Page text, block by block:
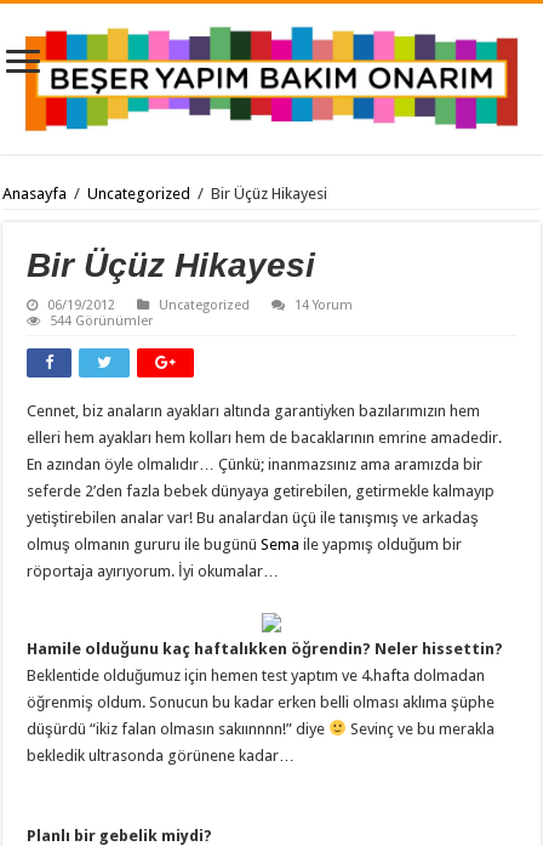
Anasayfa / Uncategorized / Bir Üçüz Hikayesi
Bir Üçüz Hikayesi
06/19/2012 Uncategorized
14 Yorum
544 Görünümler
Cennet, biz anaların ayakları altında garantiyken bazılarımızın hem
elleri hem ayakları hem kolları hem de bacaklarının emrine amadedir.
En azından öyle olmalıdır… Çünkü; inanmazsınız ama aramızda bir
seferde 2’den fazla bebek dünyaya getirebilen, getirmekle kalmayıp
yetiştirebilen analar var! Bu analardan üçü ile tanışmış ve arkadaş
olmuş olmanın gururu ile bugünüSema ile yapmış olduğum bir
röportaja ayırıyorum. İyi okumalar…
Hamile olduğunu kaç haftalıkken öğrendin? Neler hissettin?
Beklentide olduğumuz için hemen test yaptım ve 4.hafta dolmadan
öğrenmiş oldum. Sonucun bu kadar erken belli olması aklıma şüphe
düşürdü “ikiz falan olmasın sakıınnnn!” diye
Sevinç ve bu merakla
bekledik ultrasonda görünene kadar…
Planlı bir gebelik miydi?